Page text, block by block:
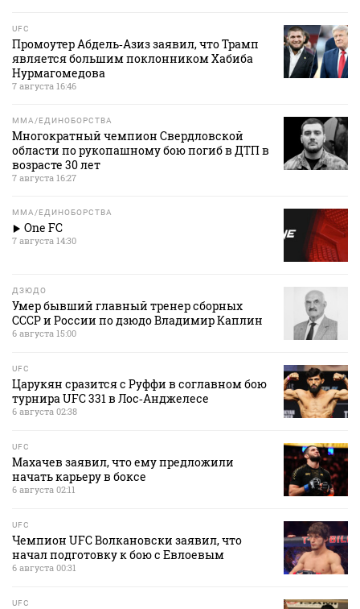
UFC
Промоутер Абдель‑Азиз заявил, что Трамп
является большим поклонником Хабиба
Нурмагомедова
7 августа 16:46
MMA/ЕДИНОБОРСТВА
Многократный чемпион Свердловской
области по рукопашному бою погиб в ДТП в
возрасте 30 лет
7 августа 16:27
MMA/ЕДИНОБОРСТВА
One FC
7 августа 14:30
ДЗЮДО
Умер бывший главный тренер сборных
СССР и России по дзюдо Владимир Каплин
6 августа 15:00
UFC
Царукян сразится с Руффи в соглавном бою
турнира UFC 331 в Лос‑Анджелесе
6 августа 02:38
UFC
Махачев заявил, что ему предложили
начать карьеру в боксе
6 августа 02:11
UFC
Чемпион UFC Волкановски заявил, что
начал подготовку к бою с Евлоевым
6 августа 00:31
UFC